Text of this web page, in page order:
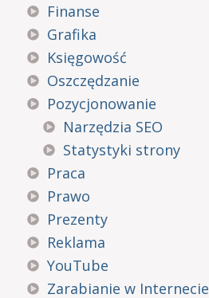
Finanse
Grafika
Księgowość
Oszczędzanie
Pozycjonowanie
Narzędzia SEO
Statystyki strony
Praca
Prawo
Prezenty
Reklama
YouTube
Zarabianie w Internecie